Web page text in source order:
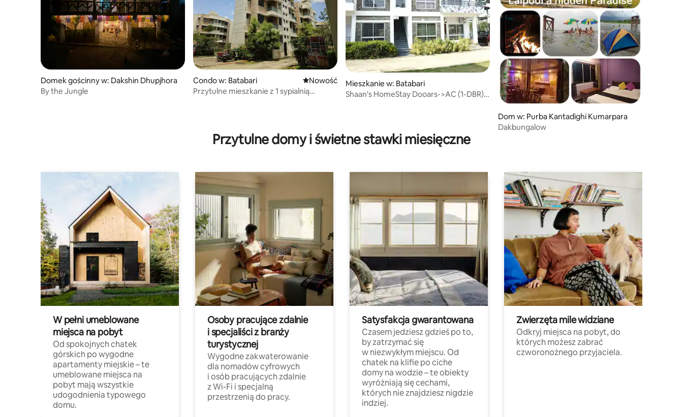
Domek gościnny w: Dakshin Dhupjhora
By the Jungle
Condo w: Batabari Nowe miejsce pobytu
Nowość
Przytulne mieszkanie z 1 sypialnią
Mieszkanie w: Batabari
Shaan's HomeStay Dooars->AC (1-DBR) i
Dom w: Purba Kantadighi Kumarpara
Dakbungalow
Przytulne domy i świetne stawki miesięczne
W pełni umeblowane
miejsca na pobyt
Od spokojnych chatek
górskich po wygodne
apartamenty miejskie – te
umeblowane miejsca na
pobyt mają wszystkie
udogodnienia typowego
domu.
Osoby pracujące zdalnie
i specjaliści z branży
turystycznej
Wygodne zakwaterowanie
dla nomadów cyfrowych
i osób pracujących zdalnie
z Wi-Fi i specjalną
przestrzenią do pracy.
Satysfakcja gwarantowana
Czasem jedziesz gdzieś po to,
by zatrzymać się
w niezwykłym miejscu. Od
chatek na klifie po ciche
domy na wodzie – te obiekty
wyróżniają się cechami,
których nie znajdziesz nigdzie
indziej.
Zwierzęta mile widziane
Odkryj miejsca na pobyt, do
których możesz zabrać
czworonożnego przyjaciela.